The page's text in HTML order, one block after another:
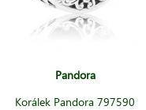
Pandora
Korálek Pandora 797590